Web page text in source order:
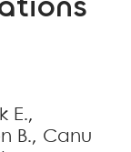
E.,
B., Canu